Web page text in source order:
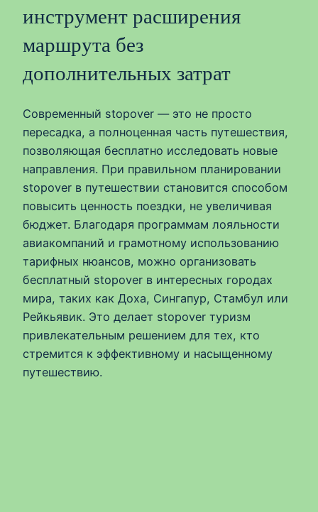
инструмент расширения
маршрута без
дополнительных затрат
Современный stopover — это не просто
пересадка, а полноценная часть путешествия,
позволяющая бесплатно исследовать новые
направления. При правильном планировании
stopover в путешествии становится способом
повысить ценность поездки, не увеличивая
бюджет. Благодаря программам лояльности
авиакомпаний и грамотному использованию
тарифных нюансов, можно организовать
бесплатный stopover в интересных городах
мира, таких как Доха, Сингапур, Стамбул или
Рейкьявик. Это делает stopover туризм
привлекательным решением для тех, кто
стремится к эффективному и насыщенному
путешествию.